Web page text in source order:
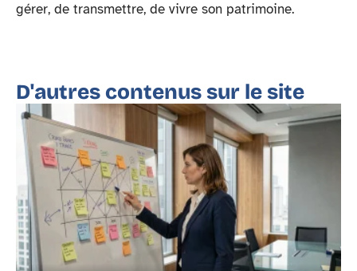
gérer, de transmettre, de vivre son patrimoine.
D'autres contenus sur le site